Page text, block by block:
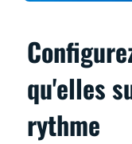
qu'elles
rythme